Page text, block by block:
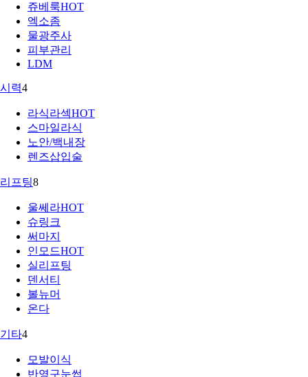
쥬베룩HOT
엑소좀
물광주사
피부관리
LDM
시력4
라식라섹HOT
스마일라식
노안/백내장
렌즈삽입술
리프팅8
울쎄라HOT
슈링크
써마지
인모드HOT
실리프팅
덴서티
볼뉴머
온다
기타4
모발이식
반영구눈썹